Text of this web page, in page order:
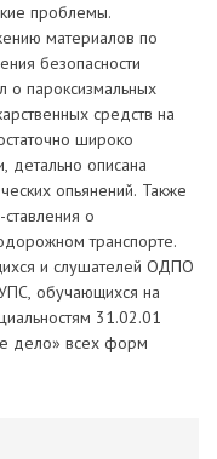
проблемы.
материалов по
безопасности
о пароксизмальных
средств на
широко
детально описана
опьянений. Также
о
транспорте.
и слушателей ОДПО
обучающихся на
31.02.01
дело» всех форм